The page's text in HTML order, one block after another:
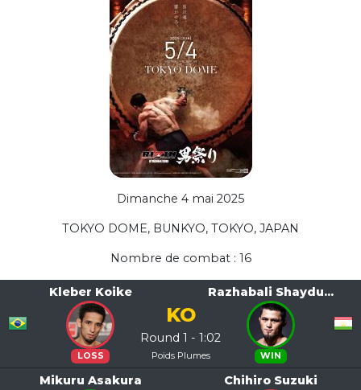
Dimanche 4 mai 2025
TOKYO DOME, BUNKYO, TOKYO, JAPAN
Nombre de combat : 16
Kleber Koike
LOSS
Razhabali Shaydu...
WIN
KO
Round 1 - 1:02
Poids Plumes
Mikuru Asakura Chihiro Suzuki